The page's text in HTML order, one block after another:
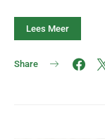
Lees Meer
Share